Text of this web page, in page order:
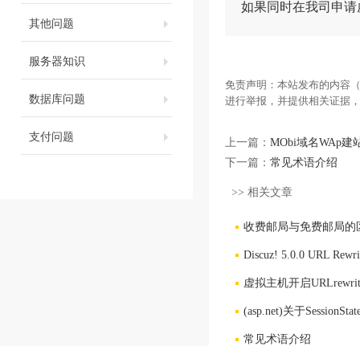
其他问题
服务器知识
数据库问题
支付问题
如果同时在我司申
免责声明：本站发布的内容
进行举报，并提供相关证据
上一篇： MObi域名WAp建
下一篇： 常见术语介绍
>> 相关文章
收费邮局与免费邮局的
Discuz! 5.0.0 URL
虚拟主机开启
(asp.net)关于
常见术语介绍